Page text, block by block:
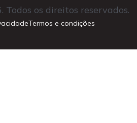
os direitos reservados.
Termos e condições